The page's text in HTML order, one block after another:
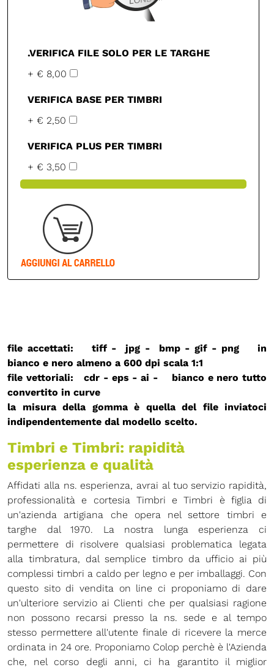
.VERIFICA FILE SOLO PER LE TARGHE
+ € 8,00
VERIFICA BASE PER TIMBRI
+ € 2,50
VERIFICA PLUS PER TIMBRI
+ € 3,50
file accettati: tiff - jpg - bmp - gif - png in
bianco e nero almeno a 600 dpi scala 1:1
file vettoriali: cdr - eps - ai - bianco e nero tutto
convertito in curve
la misura della gomma è quella del file inviatoci
indipendentemente dal modello scelto.
Timbri e Timbri: rapidità
esperienza e qualità
Affidati alla ns. esperienza, avrai al tuo servizio rapidità,
professionalità e cortesia Timbri e Timbri è figlia di
un'azienda artigiana che opera nel settore timbri e
targhe dal 1970. La nostra lunga esperienza ci
permettere di risolvere qualsiasi problematica legata
alla timbratura, dal semplice timbro da ufficio ai più
complessi timbri a caldo per legno e per imballaggi. Con
questo sito di vendita on line ci proponiamo di dare
un'ulteriore servizio ai Clienti che per qualsiasi ragione
non possono recarsi presso la ns. sede e al tempo
stesso permettere all'utente finale di ricevere la merce
ordinata in 24 ore. Proponiamo Colop perchè è l'Azienda
che, nel corso degli anni, ci ha garantito il miglior